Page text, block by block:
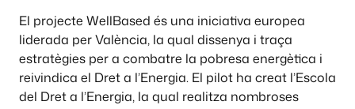
El projecte WellBased és una iniciativa europea
liderada per València, la qual dissenya i traça
estratègies per a combatre la pobresa energètica i
reivindica el Dret a l’Energia. El pilot ha creat l’Escola
del Dret a l’Energia, la qual realitza nombroses